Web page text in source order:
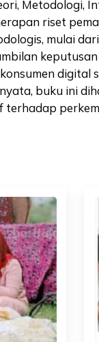
Metodologi,
riset
mulai
digital
buku ini
terhadap